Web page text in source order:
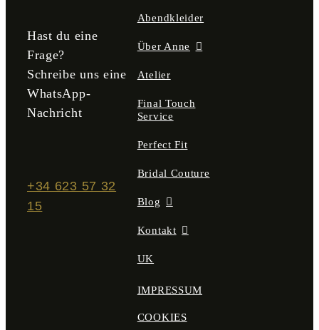
werden
Hast du eine
Frage?
Schreibe uns eine
WhatsApp-
Nachricht
+34 623 57 32
15
Abendkleider
Über Anne
Atelier
Final Touch
Service
Perfect Fit
Bridal Couture
Blog
Kontakt
UK
IMPRESSUM
COOKIES